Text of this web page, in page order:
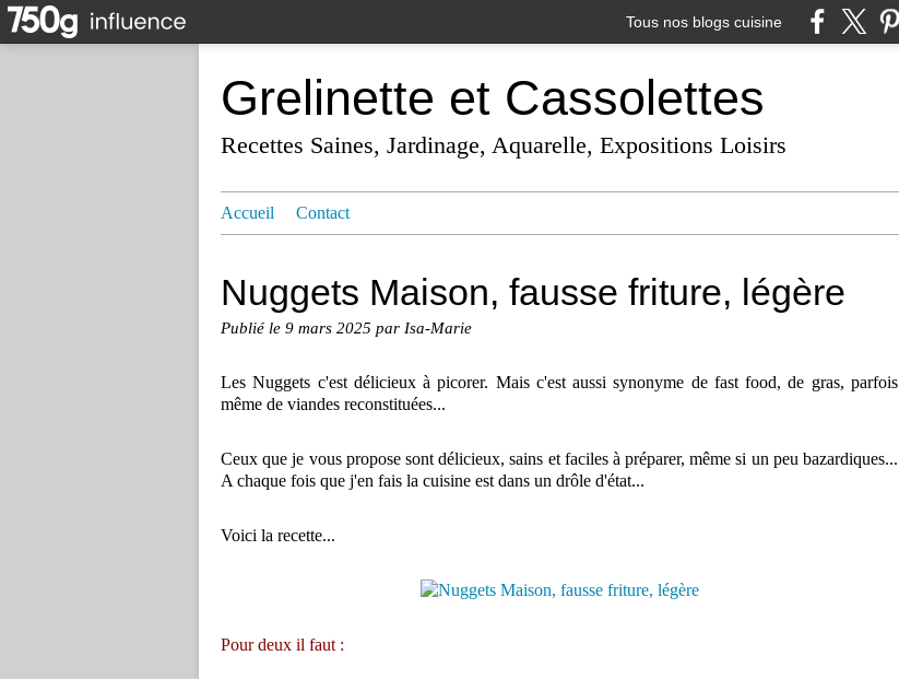
Tous nos blogs cuisine
Grelinette et Cassolettes
Recettes Saines, Jardinage, Aquarelle, Expositions Loisirs
Accueil Contact
Nuggets Maison, fausse friture, légère
Publié le 9 mars 2025 par Isa-Marie
Les Nuggets c'est délicieux à picorer. Mais c'est aussi synonyme de fast food, de gras, parfois
même de viandes reconstituées...
Ceux que je vous propose sont délicieux, sains et faciles à préparer, même si un peu bazardiques...
A chaque fois que j'en fais la cuisine est dans un drôle d'état...
Voici la recette...
Pour deux il faut :